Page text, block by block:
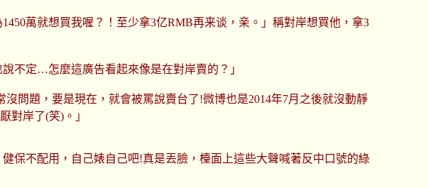
萬就想買我喔？！至少拿3亿RMB再来谈，亲。」稱對岸想買他，拿3
不定…怎麼這廣告看起來像是在對岸賣的？」
問題，要是現在，就會被罵說賣台了!微博也是2014年7月之後就沒動靜
對岸了(笑)。」
保不配用，自己婊自己吧!真是丟臉，檯面上這些大聲喊著反中口號的綠